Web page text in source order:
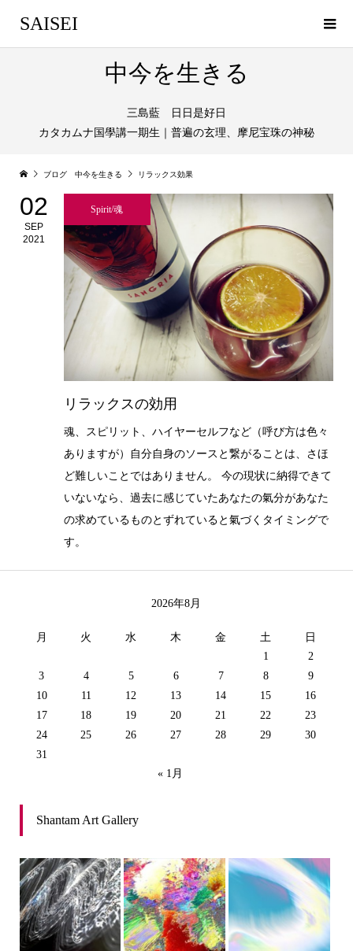
SAISEI
中今を生きる
三島藍 日日是好日
カタカムナ国學講一期生｜普遍の玄理、摩尼宝珠の神秘
ブログ 中今を生きる リラックス効果
02
SEP
2021
Spirit/魂
リラックスの効用
魂、スピリット、ハイヤーセルフなど（呼び方は色々
ありますが）自分自身のソースと繋がることは、さほ
ど難しいことではありません。 今の現状に納得できて
いないなら、過去に感じていたあなたの氣分があなた
の求めているものとずれていると氣づくタイミングで
す。
2026年8月
月 火 水 木 金 土
日
1
2
3
4 5 6 7 8
9
10
11 12 13 14 15
16
17
18 19 20 21 22
23
24
25 26 27 28 29
30
31
« 1月
Shantam Art Gallery